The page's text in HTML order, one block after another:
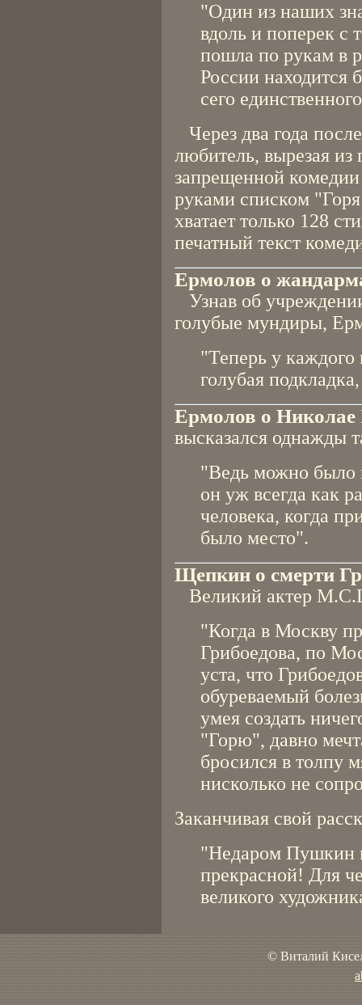
"Один из наших
вдоль и поперек с
пошла по рукам в
России находится
сего
Через два года
любитель, вырезая из
запрещенной
руками списком
хватает только 128
печатный текст
Ермолов о
Узнав об
голубые мундиры,
"Теперь у
голубая
Ермолов о Николае
высказался однажды
"Ведь можно было
он уж всегда как
человека, когда
было место".
Щепкин о смерти
Великий актер
"Когда в Москву
Грибоедова, по
уста, что
обуреваемый
умея создать
"Горю", давно
бросился в толпу
нисколько не
Заканчивая свой
"Недаром Пушкин
прекрасной! Для
великого
© Виталий